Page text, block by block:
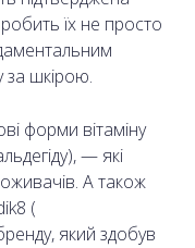
їх не просто
за шкірою.
форми вітаміну
— які
А також
(
який здобув